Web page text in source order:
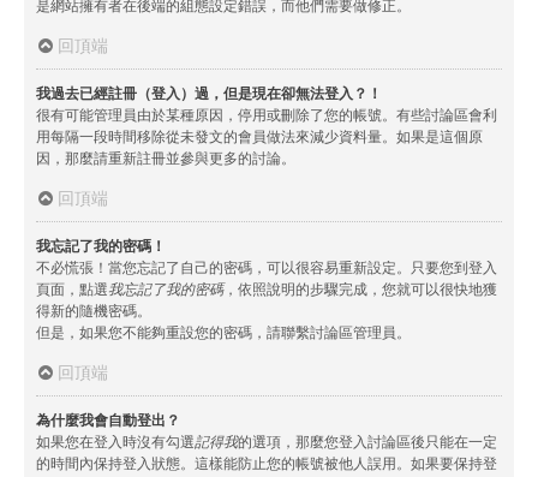
是網站擁有者在後端的組態設定錯誤，而他們需要做修正。
回頂端
我過去已經註冊（登入）過，但是現在卻無法登入？！
很有可能管理員由於某種原因，停用或刪除了您的帳號。有些討論區會利
用每隔一段時間移除從未發文的會員做法來減少資料量。如果是這個原
因，那麼請重新註冊並參與更多的討論。
回頂端
我忘記了我的密碼！
不必慌張！當您忘記了自己的密碼，可以很容易重新設定。只要您到登入
頁面，點選我忘記了我的密碼，依照說明的步驟完成，您就可以很快地獲
得新的隨機密碼。
但是，如果您不能夠重設您的密碼，請聯繫討論區管理員。
回頂端
為什麼我會自動登出？
如果您在登入時沒有勾選記得我的選項，那麼您登入討論區後只能在一定
的時間內保持登入狀態。這樣能防止您的帳號被他人誤用。如果要保持登